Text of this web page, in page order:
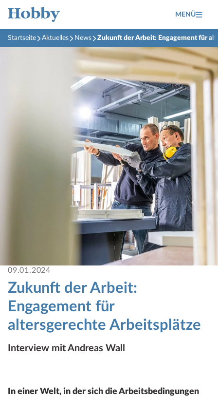
MENÜ
Startseite Aktuelles News Zukunft der Arbeit: Engagement für
09.01.2024
Zukunft der Arbeit:
Engagement für
altersgerechte Arbeitsplätze
Interview mit Andreas Wall
In einer Welt, in der sich die Arbeitsbedingungen